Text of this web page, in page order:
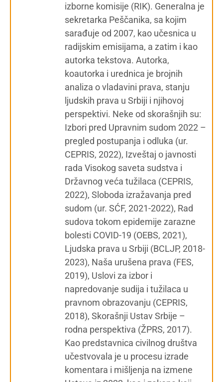
izborne komisije (RIK). Generalna je
sekretarka Peščanika, sa kojim
sarađuje od 2007, kao učesnica u
radijskim emisijama, a zatim i kao
autorka tekstova. Autorka,
koautorka i urednica je brojnih
analiza o vladavini prava, stanju
ljudskih prava u Srbiji i njihovoj
perspektivi. Neke od skorašnjih su:
Izbori pred Upravnim sudom 2022 –
pregled postupanja i odluka (ur.
CEPRIS, 2022), Izveštaj o javnosti
rada Visokog saveta sudstva i
Državnog veća tužilaca (CEPRIS,
2022), Sloboda izražavanja pred
sudom (ur. SĆF, 2021-2022), Rad
sudova tokom epidemije zarazne
bolesti COVID-19 (OEBS, 2021),
Ljudska prava u Srbiji (BCLJP, 2018-
2023), Naša urušena prava (FES,
2019), Uslovi za izbor i
napredovanje sudija i tužilaca u
pravnom obrazovanju (CEPRIS,
2018), Skorašnji Ustav Srbije –
rodna perspektiva (ŽPRS, 2017).
Kao predstavnica civilnog društva
učestvovala je u procesu izrade
komentara i mišljenja na izmene